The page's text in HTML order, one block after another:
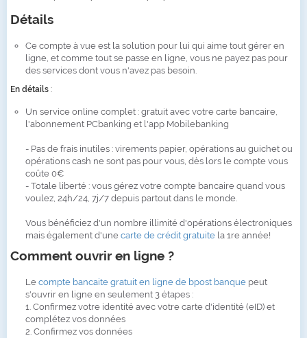
Détails
Ce compte à vue est la solution pour lui qui aime tout gérer en
ligne, et comme tout se passe en ligne, vous ne payez pas pour
des services dont vous n'avez pas besoin.
En détails :
Un service online complet : gratuit avec votre carte bancaire,
l'abonnement PCbanking et l'app Mobilebanking
- Pas de frais inutiles : virements papier, opérations au guichet ou
opérations cash ne sont pas pour vous, dès lors le compte vous
coûte 0€
- Totale liberté : vous gérez votre compte bancaire quand vous
voulez, 24h/24, 7j/7 depuis partout dans le monde.
Vous bénéficiez d'un nombre illimité d'opérations électroniques
mais également d'une carte de crédit gratuite la 1re année!
Comment ouvrir en ligne ?
Le compte bancaite gratuit en ligne de bpost banque peut
s'ouvrir en ligne en seulement 3 étapes :
1. Confirmez votre identité avec votre carte d'identité (eID) et
complétez vos données
2. Confirmez vos données